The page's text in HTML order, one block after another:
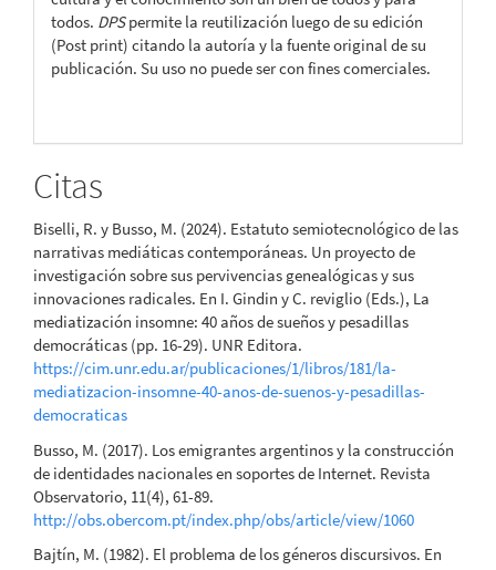
todos. DPSpermite la reutilización luego de su edición
(Post print) citando la autoría y la fuente original de su
publicación. Su uso no puede ser con fines comerciales.
Citas
Biselli, R. y Busso, M. (2024). Estatuto semiotecnológico de las
narrativas mediáticas contemporáneas. Un proyecto de
investigación sobre sus pervivencias genealógicas y sus
innovaciones radicales. En I. Gindin y C. reviglio (Eds.), La
mediatización insomne: 40 años de sueños y pesadillas
democráticas (pp. 16-29). UNR Editora.
https://cim.unr.edu.ar/publicaciones/1/libros/181/la-
mediatizacion-insomne-40-anos-de-suenos-y-pesadillas-
democraticas
Busso, M. (2017). Los emigrantes argentinos y la construcción
de identidades nacionales en soportes de Internet. Revista
Observatorio, 11(4), 61-89.
http://obs.obercom.pt/index.php/obs/article/view/1060
Bajtín, M. (1982). El problema de los géneros discursivos. En